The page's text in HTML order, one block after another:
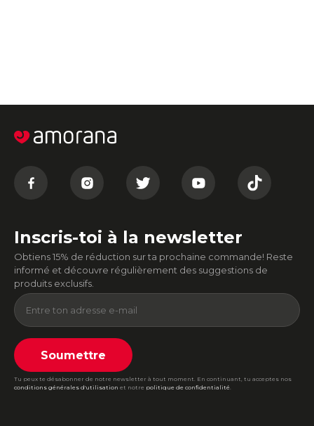
Inscris-toi à la newsletter
Obtiens 15% de réduction sur ta prochaine commande! Reste
informé et découvre régulièrement des suggestions de
produits exclusifs.
Soumettre
Tu peux te désabonner de notre newsletter à tout moment. En continuant, tu acceptes nos
conditions générales d'utilisation et notre politique de confidentialité.